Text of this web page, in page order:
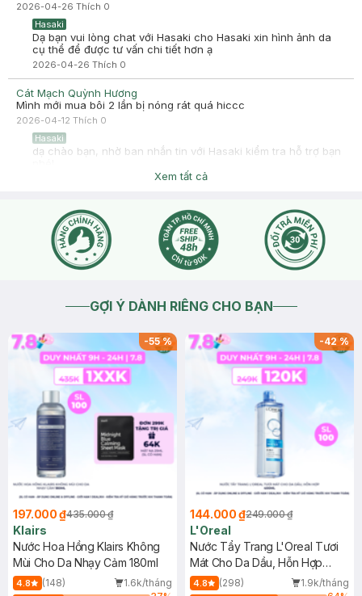
2026-04-26 Thích 0
Hasaki
Dạ bạn vui lòng chat với Hasaki cho Hasaki xin hình ảnh da
cụ thể để được tư vấn chi tiết hơn ạ
2026-04-26 Thích 0
Cát Mạch Quỳnh Hương
Mình mới mua bôi 2 lần bị nóng rát quá hiccc
2026-04-12 Thích 0
Hasaki
dạ chào bạn, nhờ ban nhắn tin với Hasaki kiểm tra hỗ trợ bạn
Xem tất cả
GỢI Ý DÀNH RIÊNG CHO BẠN
-55%
197.000 ₫435.000 ₫
Klairs
Nước Hoa Hồng Klairs Không
Mùi Cho Da Nhạy Cảm 180ml
4.8 (148)
1.6k/tháng
-42%
144.000 ₫249.000 ₫
L'Oreal
Nước Tẩy Trang L'Oreal Tươi
Mát Cho Da Dầu, Hỗn Hợp
400ml
4.8 (298)
1.9k/tháng